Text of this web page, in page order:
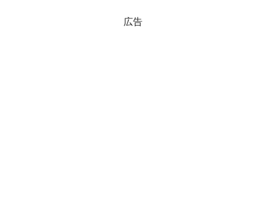
韓国化学企業最大手『ロッテケミカル』純
広告